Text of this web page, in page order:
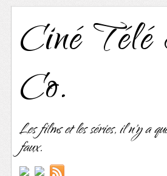
Ciné
Co.
Les films et les séries, il n'y a
faux.